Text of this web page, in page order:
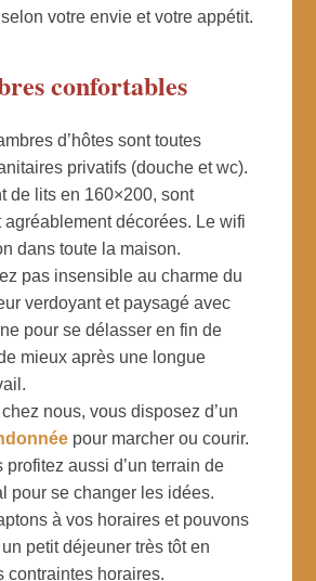
votre envie et votre appétit.
confortables
d’hôtes sont toutes
privatifs (douche et wc).
de lits en 160×200, sont
agréablement décorées. Le wifi
dans toute la maison.
pas insensible au charme du
verdoyant et paysagé avec
pour se délasser en fin de
mieux après une longue
nous, vous disposez d’un
pour marcher ou courir.
profitez aussi d’un terrain de
pour se changer les idées.
à vos horaires et pouvons
petit déjeuner très tôt en
contraintes horaires.